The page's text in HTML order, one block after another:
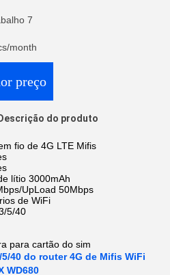
7
month
preço
Descrição do produto
fio de 4G LTE Mifis
lítio 3000mAh
UpLoad 50Mbps
de WiFi
5/40
para cartão do sim
40 do router 4G de Mifis WiFi
WD680